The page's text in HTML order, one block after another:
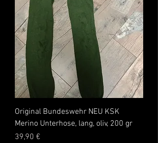
Original Bundeswehr NEU KSK
Merino Unterhose, lang, oliv, 200 gr
Prix
39,90 €